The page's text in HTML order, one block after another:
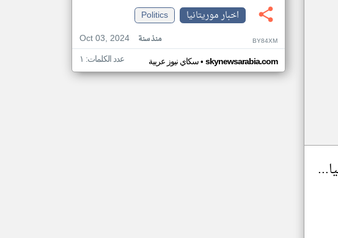
اخبار موريتانيا
Politics
Oct 03, 2024
منذ سنة BY84XM
سكاي نيوز عربية• skynewsarabia.com عدد الكلمات: ١